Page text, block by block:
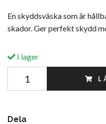
En skyddsväska som är
skador. Ger perfekt skydd
I lager
Dela